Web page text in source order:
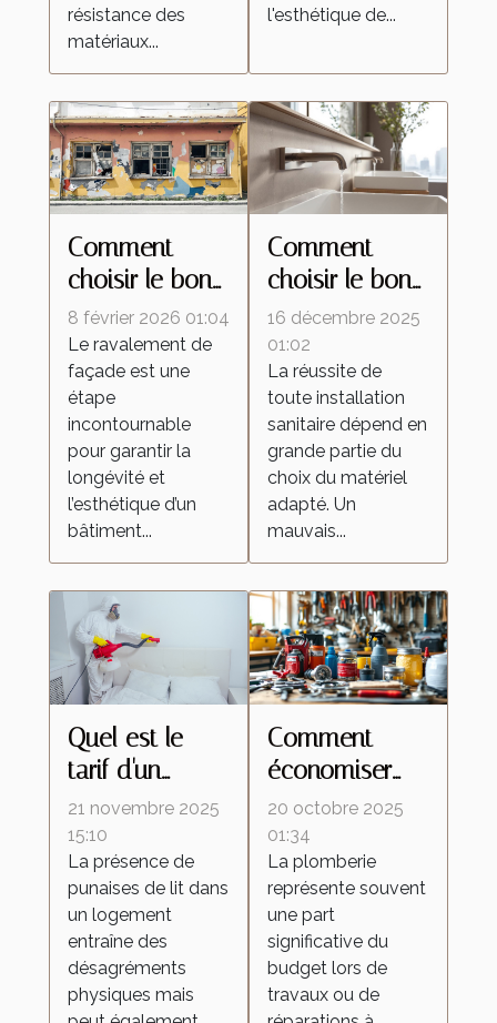
résistance des
matériaux...
l'esthétique de...
Comment
choisir le bon
type de
ravalement
pour votre
façade ?
8 février 2026 01:04
Le ravalement de
façade est une
étape
incontournable
pour garantir la
longévité et
l’esthétique d’un
bâtiment...
Comment
choisir le bon
matériel pour
vos
installations
sanitaires ?
16 décembre 2025
01:02
La réussite de
toute installation
sanitaire dépend en
grande partie du
choix du matériel
adapté. Un
mauvais...
Quel est le
tarif d'un
traitement
contre les
punaises de lit
avec un
exterminateur
à vapeur ?
21 novembre 2025
15:10
La présence de
punaises de lit dans
un logement
entraîne des
désagréments
physiques mais
Comment
économiser
sur les coûts
de plomberie
tout en
garantissant la
qualité ?
20 octobre 2025
01:34
La plomberie
représente souvent
une part
significative du
budget lors de
travaux ou de